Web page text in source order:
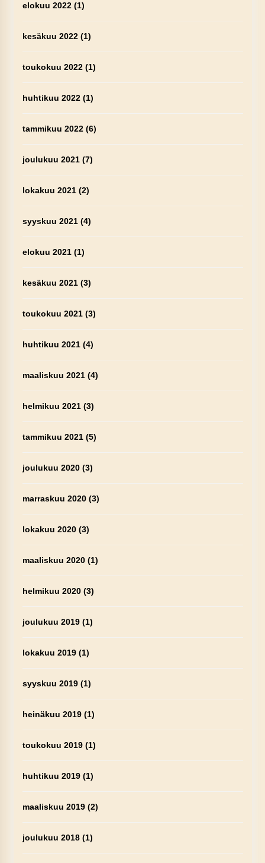
elokuu 2022(1)
kesäkuu 2022(1)
toukokuu 2022(1)
huhtikuu 2022(1)
tammikuu 2022(6)
joulukuu 2021(7)
lokakuu 2021(2)
syyskuu 2021(4)
elokuu 2021(1)
kesäkuu 2021(3)
toukokuu 2021(3)
huhtikuu 2021(4)
maaliskuu 2021(4)
helmikuu 2021(3)
tammikuu 2021(5)
joulukuu 2020(3)
marraskuu 2020(3)
lokakuu 2020(3)
maaliskuu 2020(1)
helmikuu 2020(3)
joulukuu 2019(1)
lokakuu 2019(1)
syyskuu 2019(1)
heinäkuu 2019(1)
toukokuu 2019(1)
huhtikuu 2019(1)
maaliskuu 2019(2)
joulukuu 2018(1)